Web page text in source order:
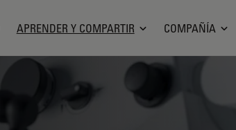
APRENDER Y COMPARTIR COMPAÑÍA